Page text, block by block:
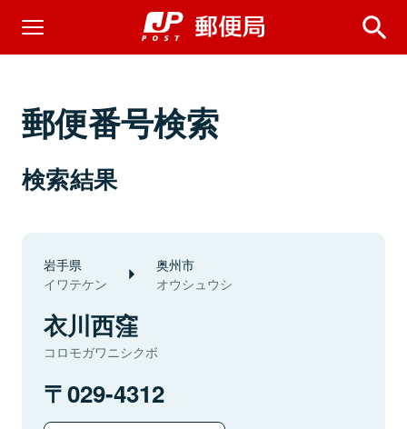
郵便番号検索
検索結果
岩手県
イワテケン
奥州市
オウシュウシ
衣川西窪
コロモガワニシクボ
029-4312